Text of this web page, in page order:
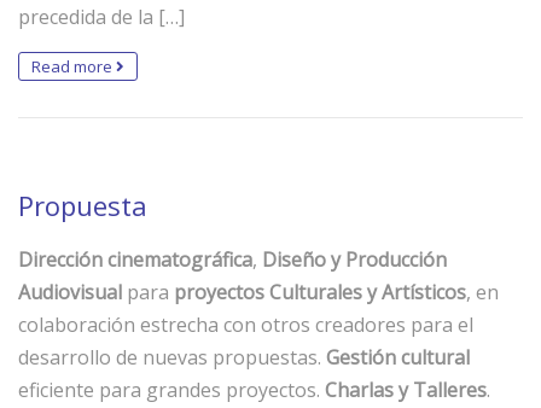
precedida de la […]
Read more
Propuesta
Dirección cinematográfica, Diseño y Producción
Audiovisual para proyectos Culturales y Artísticos, en
colaboración estrecha con otros creadores para el
desarrollo de nuevas propuestas. Gestión cultural
eficiente para grandes proyectos. Charlas y Talleres.